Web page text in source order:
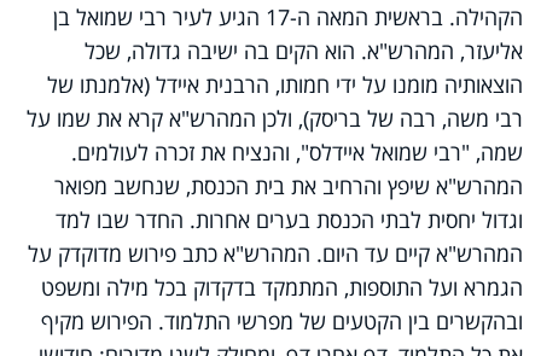
הקהילה. בראשית המאה ה-17 הגיע לעיר רבי שמואל בן
אליעזר, המהרש"א. הוא הקים בה ישיבה גדולה, שכל
הוצאותיה מומנו על ידי חמותו, הרבנית איידל (אלמנתו של
רבי משה, רבה של בריסק), ולכן המהרש"א קרא את שמו על
שמה, "רבי שמואל איידלס", והנציח את זכרה לעולמים.
המהרש"א שיפץ והרחיב את בית הכנסת, שנחשב מפואר
וגדול יחסית לבתי הכנסת בערים אחרות. החדר שבו למד
המהרש"א קיים עד היום. המהרש"א כתב פירוש מדוקדק על
הגמרא ועל התוספות, המתמקד בדקדוק בכל מילה ומשפט
ובהקשרים בין הקטעים של מפרשי התלמוד. הפירוש מקיף